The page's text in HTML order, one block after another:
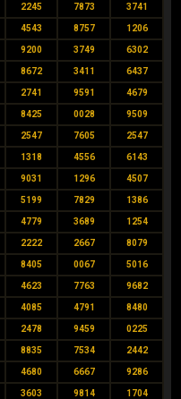
2245 7873 3741
4543 8757 1206
9200 3749 6302
8672 3411 6437
2741 9591 4679
8425 0028 9509
2547 7605 2547
1318 4556 6143
9031 1296 4507
5199 7829 1386
4779 3689 1254
2222 2667 8079
8405 0067 5016
4623 7763 9682
4085 4791 8480
2478 9459 0225
8835 7534 2442
4680 6667 9286
3603 9814 1704